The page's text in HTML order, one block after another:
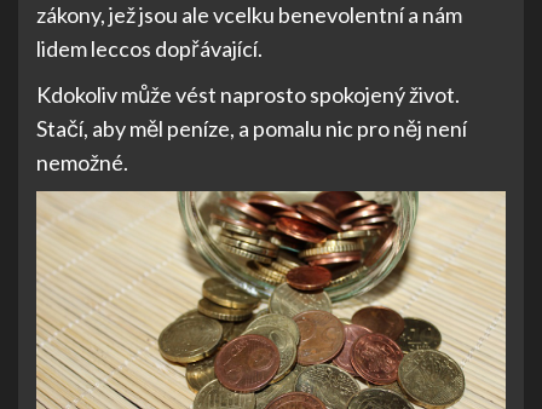
zákony, jež jsou ale vcelku benevolentní a nám
lidem leccos dopřávající.
Kdokoliv může vést naprosto spokojený život.
Stačí, aby měl peníze, a pomalu nic pro něj není
nemožné.